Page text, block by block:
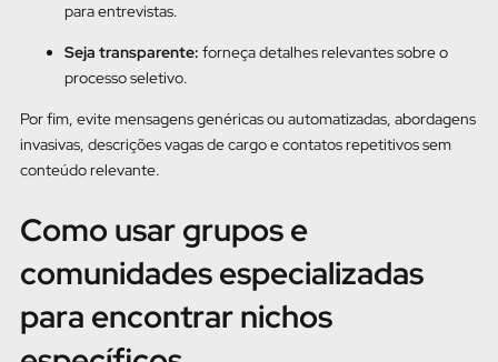
para entrevistas.
Seja transparente: forneça detalhes relevantes sobre o
processo seletivo.
Por fim, evite mensagens genéricas ou automatizadas, abordagens
invasivas, descrições vagas de cargo e contatos repetitivos sem
conteúdo relevante.
Como usar grupos e
comunidades especializadas
para encontrar nichos